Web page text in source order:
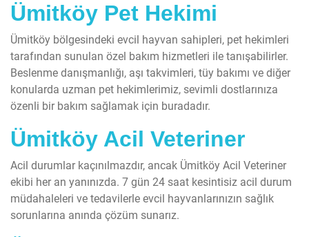
Ümitköy Pet Hekimi
Ümitköy bölgesindeki evcil hayvan sahipleri, pet hekimleri
tarafından sunulan özel bakım hizmetleri ile tanışabilirler.
Beslenme danışmanlığı, aşı takvimleri, tüy bakımı ve diğer
konularda uzman pet hekimlerimiz, sevimli dostlarınıza
özenli bir bakım sağlamak için buradadır.
Ümitköy Acil Veteriner
Acil durumlar kaçınılmazdır, ancak Ümitköy Acil Veteriner
ekibi her an yanınızda. 7 gün 24 saat kesintisiz acil durum
müdahaleleri ve tedavilerle evcil hayvanlarınızın sağlık
sorunlarına anında çözüm sunarız.